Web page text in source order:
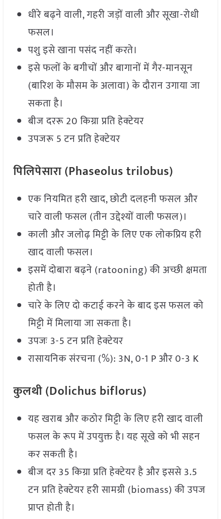
धीरे बढ़ने वाली, गहरी जड़ों वाली और सूखा-रोधी
फसल।
पशु इसे खाना पसंद नहीं करते।
इसे फलों के बगीचों और बागानों में गैर-मानसून
(बारिश के मौसम के अलावा) के दौरान उगाया जा
सकता है।
बीज दररू 20 किग्रा प्रति हेक्टेयर
उपजरू 5 टन प्रति हेक्टेयर
पिलिपेसारा (Phaseolus trilobus)
एक नियमित हरी खाद, छोटी दलहनी फसल और
चारे वाली फसल (तीन उद्देश्यों वाली फसल)।
काली और जलोढ़ मिट्टी के लिए एक लोकप्रिय हरी
खाद वाली फसल।
इसमें दोबारा बढ़ने (ratooning) की अच्छी क्षमता
होती है।
चारे के लिए दो कटाई करने के बाद इस फसल को
मिट्टी में मिलाया जा सकता है।
उपजः 3-5 टन प्रति हेक्टेयर
रासायनिक संरचना (%): 3N, 0-1 P और 0-3 K
कुलथी (Dolichus biflorus)
यह खराब और कठोर मिट्टी के लिए हरी खाद वाली
फसल के रूप में उपयुक्त है। यह सूखे को भी सहन
कर सकती है।
बीज दर 35 किग्रा प्रति हेक्टेयर है और इससे 3.5
टन प्रति हेक्टेयर हरी सामग्री (biomass) की उपज
प्राप्त होती है।